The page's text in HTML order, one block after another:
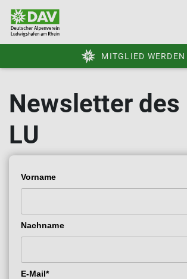
MITGLIED WERDEN
Newsletter des
LU
Vorname
Nachname
E-Mail*